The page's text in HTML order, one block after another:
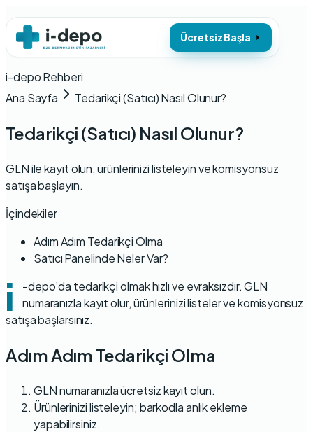
Ücretsiz Başla
i-depo Rehberi
Ana Sayfa
Tedarikçi (Satıcı) Nasıl Olunur?
Tedarikçi (Satıcı) Nasıl Olunur?
GLN ile kayıt olun, ürünlerinizi listeleyin ve komisyonsuz
satışa başlayın.
İçindekiler
Adım Adım Tedarikçi Olma
Satıcı Panelinde Neler Var?
i
-depo’da tedarikçi olmak hızlı ve evraksızdır. GLN
numaranızla kayıt olur, ürünlerinizi listeler ve komisyonsuz
satışa başlarsınız.
Adım Adım Tedarikçi Olma
GLN numaranızlaücretsiz kayıtolun.
Ürünlerinizi listeleyin; barkodla anlık ekleme
yapabilirsiniz.